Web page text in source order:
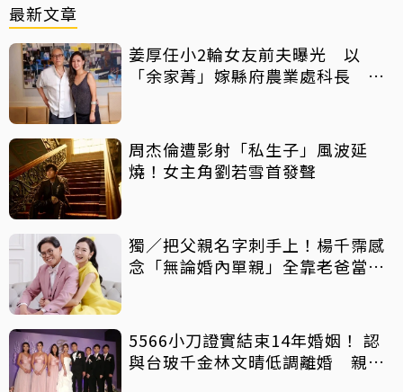
最新文章
姜厚任小2輪女友前夫曝光 以
「余家菁」嫁縣府農業處科長 3
周杰倫遭影射「私生子」風波延
燒！女主角劉若雪首發聲
獨／把父親名字刺手上！楊千霈感
念「無論婚內單親」全靠老爸當後
5566小刀證實結束14年婚姻！ 認
與台玻千金林文晴低調離婚 親發